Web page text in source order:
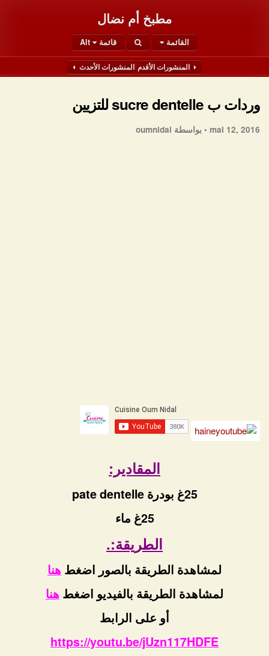
مطبخ أم نضال
القائمة قائمة Alt
المنشورات الأقدم المنشورات الأحدث
وردات ب sucre dentelle للتزيين
mai 12, 2016 • بواسطة oumnidal
المقادير:
25غ بودرة pate dentelle
25غ ماء
الطريقة:.
لمشاهدة الطريقة بالصور اضغط هنا
لمشاهدة الطريقة بالفيديو اضغط هنا
أو على الرابط
https://youtu.be/jUzn117HDFE